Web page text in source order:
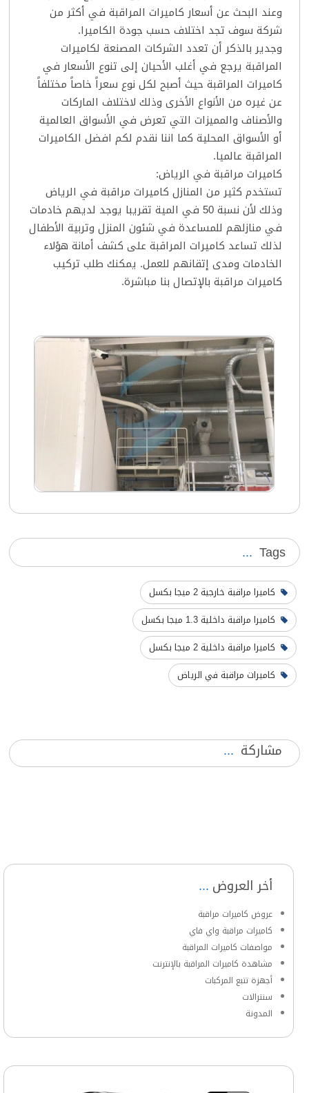
وعند البحث عن أسعار كاميرات المراقبة في أكثر من
شركة سوف تجد اختلاف حسب جودة الكاميرا.
وجدير بالذكر أن تعدد الشركات المصنعة لكاميرات
المراقبة يرجع في أغلب الأحيان إلى تنوع الأسعار في
كاميرات المراقبة حيث أصبح لكل نوع سعراً خاصاً مختلفاً
عن غيره من الأنواع الأخرى وذلك لاختلاف الماركات
والأصناف والمميزات التي تعرض في الأسواق العالمية
أو الأسواق المحلية كما اننا نقدم لكم افضل الكاميرات
المراقبة عالميا.
كاميرات مراقبة في الرياض:
تستخدم كثير من المنازل كاميرات مراقبة في الرياض
وذلك لأن نسبة 50 في المية تقريبا يوجد لديهم خادمات
في منازلهم للمساعدة في شئون المنزل وتربية الأطفال
لذلك تساعد كاميرات المراقبة على كشف أمانة هؤلاء
الخادمات ومدى إتقانهم للعمل. يمكنك طلب تركيب
كاميرات مراقبة بالإتصال بنا مباشرة.
Tags
كاميرا مراقبة خارجية 2 ميجا بكسل
كاميرا مراقبة داخلية 1.3 ميجا بكسل
كاميرا مراقبة داخلية 2 ميجا بكسل
كاميرات مراقبة في الرياض
مشاركة
أخر العروض
عروض كاميرات مراقبة
كاميرات مراقبة واي فاي
مواصفات كاميرات المراقبة
مشاهدة كاميرات المراقبة بالإنترنت
أجهزة تتبع المركبات
سنترالات
المدونة